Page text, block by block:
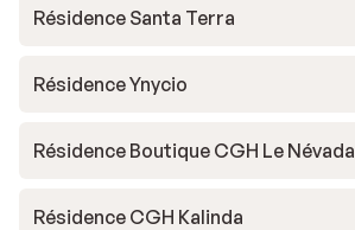
Résidence Santa Terra
Résidence Ynycio
Résidence Boutique CGH Le Névada
Résidence CGH Kalinda